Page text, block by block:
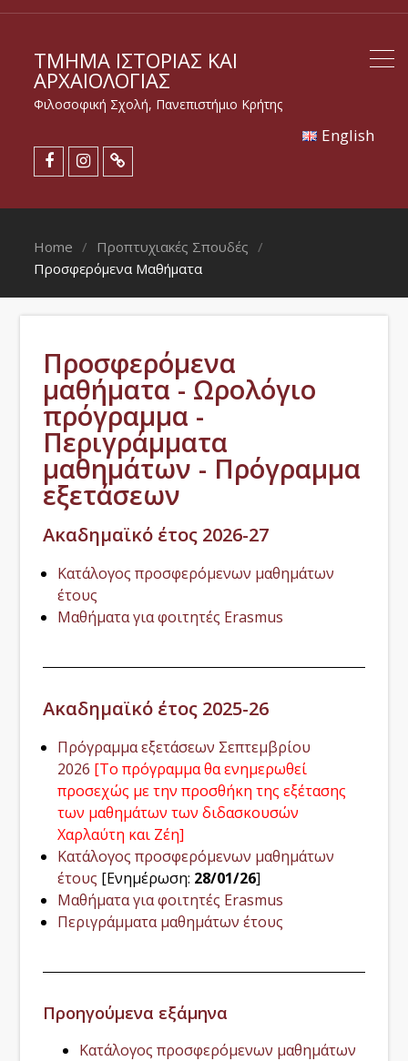
ΤΜΉΜΑ ΙΣΤΟΡΊΑΣ ΚΑΙ
ΑΡΧΑΙΟΛΟΓΊΑΣ
Φιλοσοφική Σχολή, Πανεπιστήμιο Κρήτης
Εnglish
Home
Προπτυχιακές Σπουδές
Προσφερόμενα Μαθήματα
Προσφερόμενα
μαθήματα - Ωρολόγιο
πρόγραμμα -
Περιγράμματα
μαθημάτων - Πρόγραμμα
εξετάσεων
Ακαδημαϊκό έτος 2026-27
Κατάλογος προσφερόμενων μαθημάτων
έτους
Μαθήματα για φοιτητές Erasmus
Ακαδημαϊκό έτος 2025-26
Πρόγραμμα εξετάσεων Σεπτεμβρίου
2026 [Το πρόγραμμα θα ενημερωθεί
προσεχώς με την προσθήκη της εξέτασης
των μαθημάτων των διδασκουσών
Χαρλαύτη και Ζέη]
Κατάλογος προσφερόμενων μαθημάτων
έτους [Ενημέρωση: 28/01/26]
Μαθήματα για φοιτητές Erasmus
Περιγράμματα μαθημάτων έτους
Προηγούμενα εξάμηνα
Κατάλογος προσφερόμενων μαθημάτων